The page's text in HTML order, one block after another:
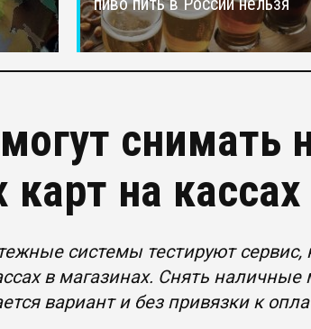
снимать
карт на
системы тестируют
в магазинах. Снять
вариант и без привязки к